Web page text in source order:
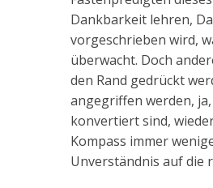
Dankbarkeit lehren,
vorgeschrieben wird,
überwacht. Doch
den Rand gedrückt
angegriffen werden,
konvertiert sind,
Kompass immer
Unverständnis auf die